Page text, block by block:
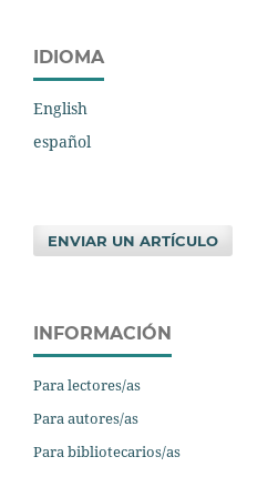
IDIOMA
English
español
ENVIAR UN ARTÍCULO
INFORMACIÓN
Para lectores/as
Para autores/as
Para bibliotecarios/as